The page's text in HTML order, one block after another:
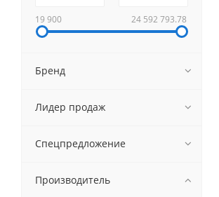
19 900 24 592 793.78
Бренд
Лидер продаж
Спецпредложение
Производитель